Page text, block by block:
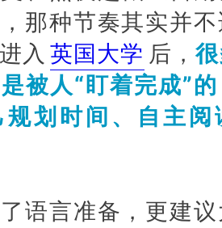
那种节奏其实并
入 英国大学 后，
被人“盯着完成”
规划时间、自主阅
语言准备，更建